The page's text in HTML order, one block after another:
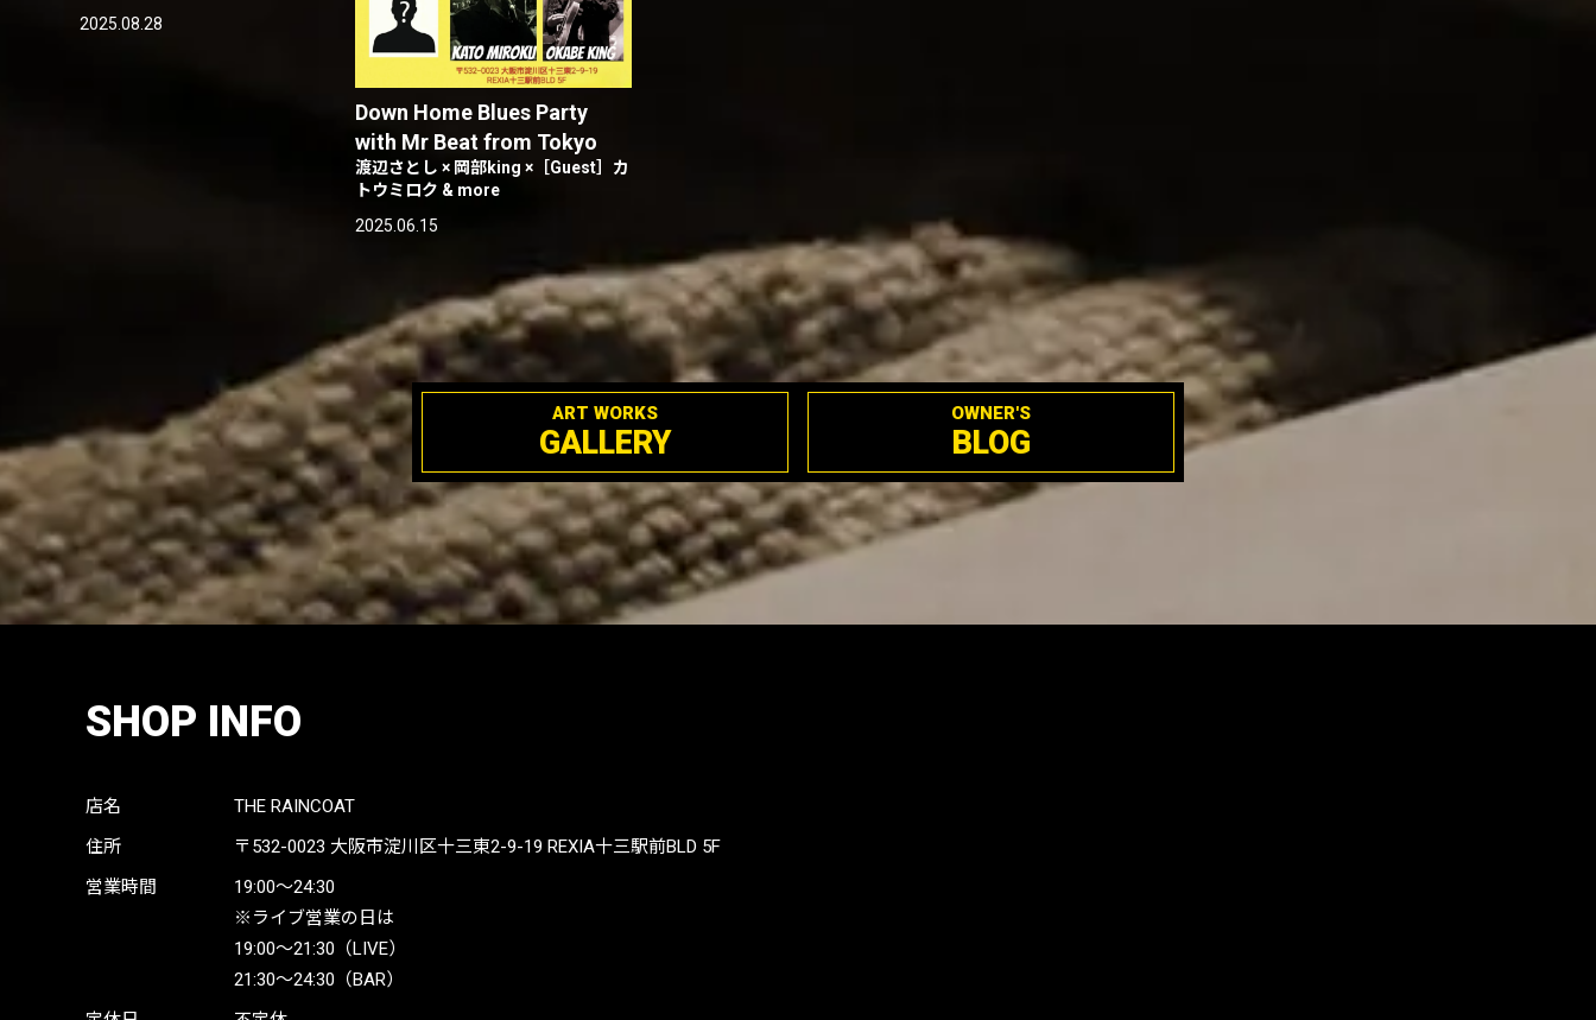
2025.08.28
Down Home Blues Party
with Mr Beat from Tokyo
渡辺さとし × 岡部king ×［Guest］カ
トウミロク & more
2025.06.15
ART WORKS
GALLERY
OWNER'S
BLOG
SHOP INFO
店名
THE RAINCOAT
住所
〒532-0023 大阪市淀川区十三東2-9-19 REXIA十三駅前BLD 5F
営業時間
19:00〜24:30
※ライブ営業の日は
19:00〜21:30（LIVE）
21:30〜24:30（BAR）